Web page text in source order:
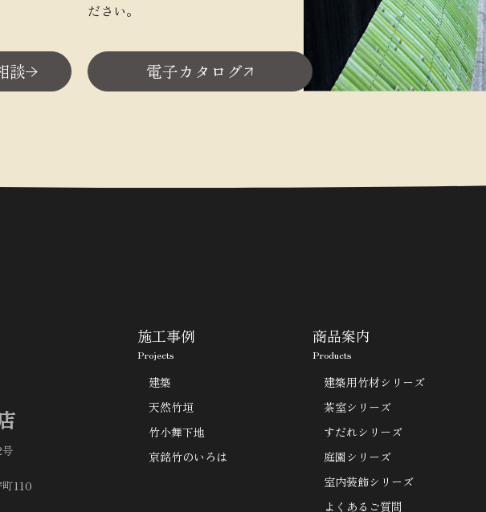
談
ださい。
電子カタログ
110
施工事例
Projects
建築
天然竹垣
竹小舞下地
京銘竹のいろは
商品案内
Products
建築用竹材シリーズ
茶室シリーズ
すだれシリーズ
庭園シリーズ
室内装飾シリーズ
よくあるご質問